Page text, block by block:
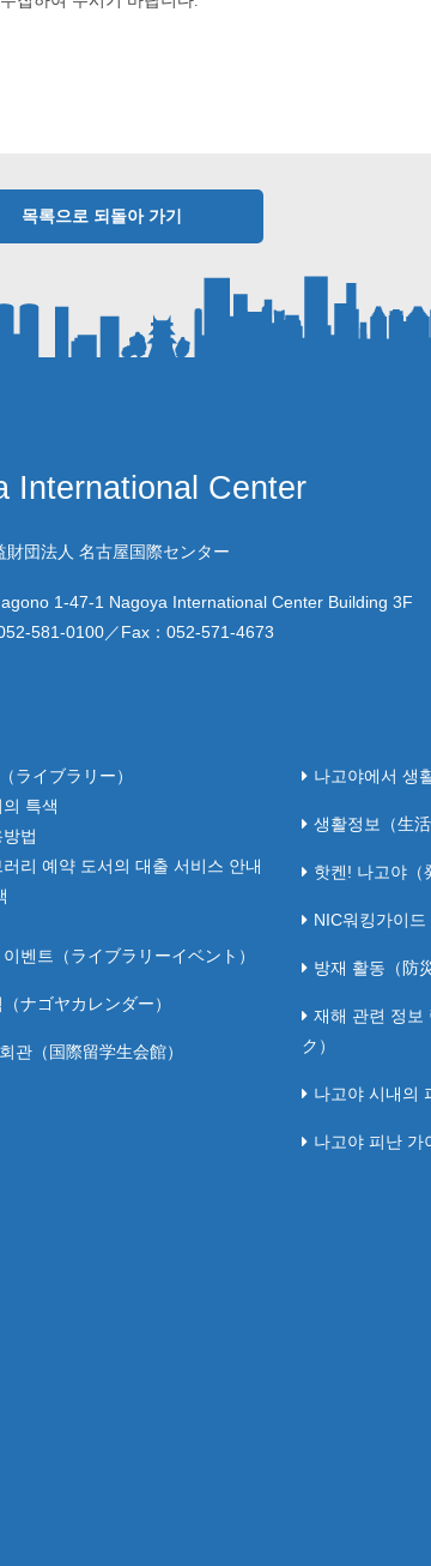
목록으로 되돌아 가기
International Center
財団法人 名古屋国際センター
1-47-1 Nagoya International Center Building 3F
581-0100／Fax： 052-571-4673
ライブラリー）
특색
법
리 예약 도서의 대출 서비스 안내
벤트（ライブラリーイベント）
ナゴヤカレンダー）
관（国際留学生会館）
나고야에서 생
생활정보（生活
핫켄! 나고야（
NIC워킹가이드
방재 활동（防
재해 관련 정보
ク）
나고야 시내의
나고야 피난 가